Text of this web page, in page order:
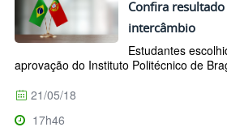
Confira
intercâmbio
Estudantes
aprovação do Instituto Politécnico de
21/05/18
17h46